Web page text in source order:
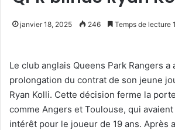
janvier 18, 2025 246 Temps de lecture
Le club anglais Queens Park Rangers a
prolongation du contrat de son jeune
Ryan Kolli. Cette décision ferme la
comme Angers et Toulouse, qui
intérêt pour le joueur de 19 ans. Après